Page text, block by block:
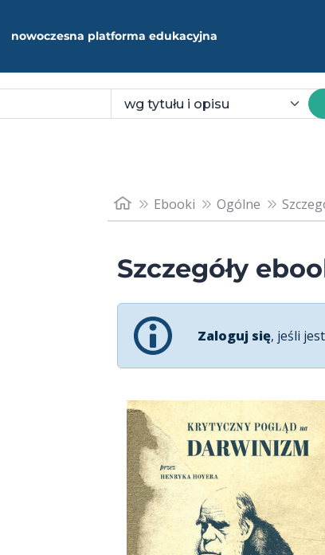
nowoczesna platforma edukacyjna
Ebooki Ogólne
Szczegóły
Zaloguj się, jeśli